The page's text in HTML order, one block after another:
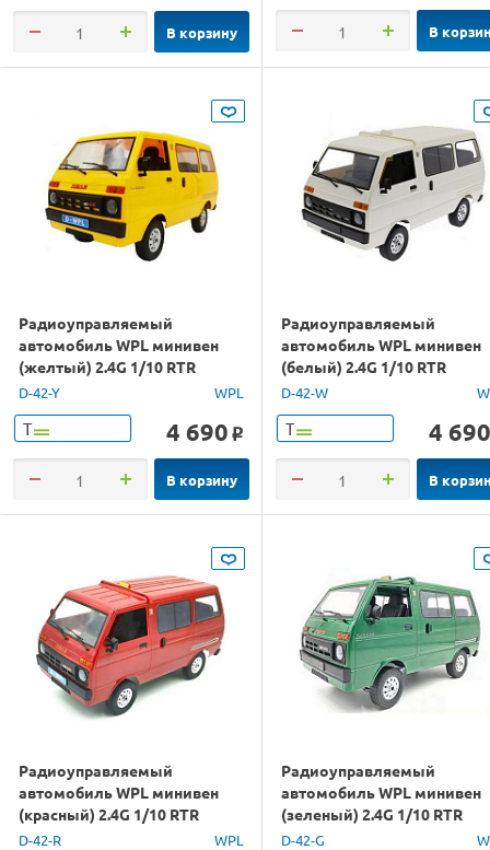
В корзину В
Радиоуправляемый
автомобиль WPL минивен
(желтый) 2.4G 1/10 RTR
D-42-Y WPL
Т 4 690 o
В корзину
Радиоуправляемый
автомобиль WPL минивен
(белый) 2.4G 1/10 RTR
D-42-W
Т 4 690
В
Радиоуправляемый
автомобиль WPL минивен
(красный) 2.4G 1/10 RTR
D-42-R WPL
Радиоуправляемый
автомобиль WPL минивен
(зеленый) 2.4G 1/10 RTR
D-42-G